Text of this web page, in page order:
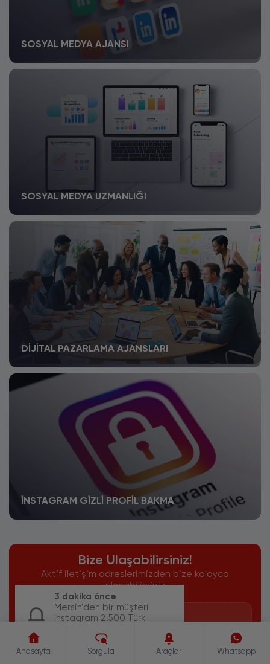
SOSYAL MEDYA AJANSI
SOSYAL MEDYA UZMANLIĞI
DIJITAL PAZARLAMA AJANSLARI
İNSTAGRAM GIZLI PROFIL BAKMA
Bize Ulaşabilirsiniz!
Aktif iletişim adreslerimizden bize kolayca
ulaşabilirsiniz
İletişim
Anasayfa Sorgula Araçlar Whatsapp
3 dakika önce
Mersin'den bir müşteri
Instagram 2.500 Türk
sipariş oluşturdu.